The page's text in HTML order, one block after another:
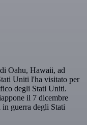
Oahu, Hawaii, ad
Uniti l'ha visitato per
degli Stati Uniti.
il 7 dicembre
in guerra degli Stati